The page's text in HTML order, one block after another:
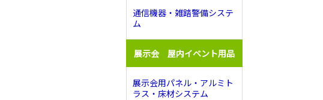
通信機器・雑踏警備システ
ム
展示会 屋内イベント用品
展示会用パネル・アルミト
ラス・床材システム